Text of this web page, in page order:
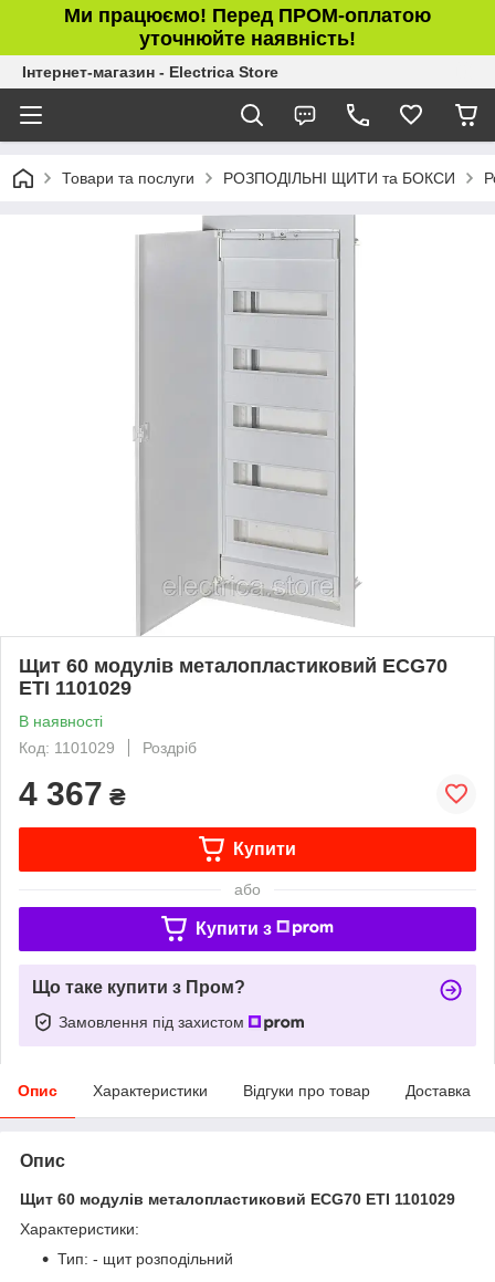
Ми працюємо! Перед ПРОМ-оплатою
уточнюйте наявність!
Інтернет-магазин - Electrica Store
Товари та послуги РОЗПОДІЛЬНІ ЩИТИ та БОКСИ
Щит 60 модулів металопластиковий ECG70
ETI 1101029
В наявності
Код: 1101029
Роздріб
4 367 ₴
Купити
або
Купити з
Що таке купити з Пром?
Замовлення під захистом
Опис Характеристики Відгуки про товар Доставка
Опис
Щит 60 модулів металопластиковий ECG70 ETI 1101029
Характеристики:
Тип: - щит розподільний